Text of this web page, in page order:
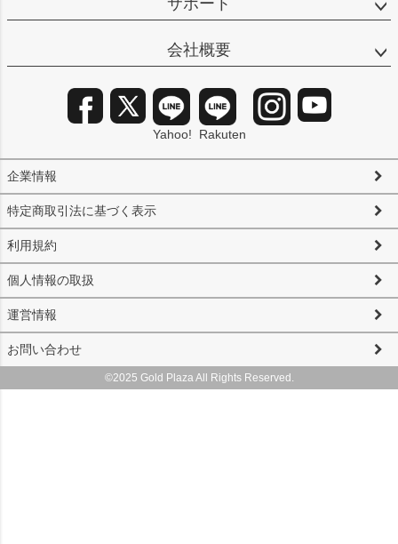
会社概要
企業情報
特定商取引法に基づく表示
利用規約
個人情報の取扱
運営情報
お問い合わせ
Yahoo! Rakuten
©2025 Gold Plaza All Rights Reserved.